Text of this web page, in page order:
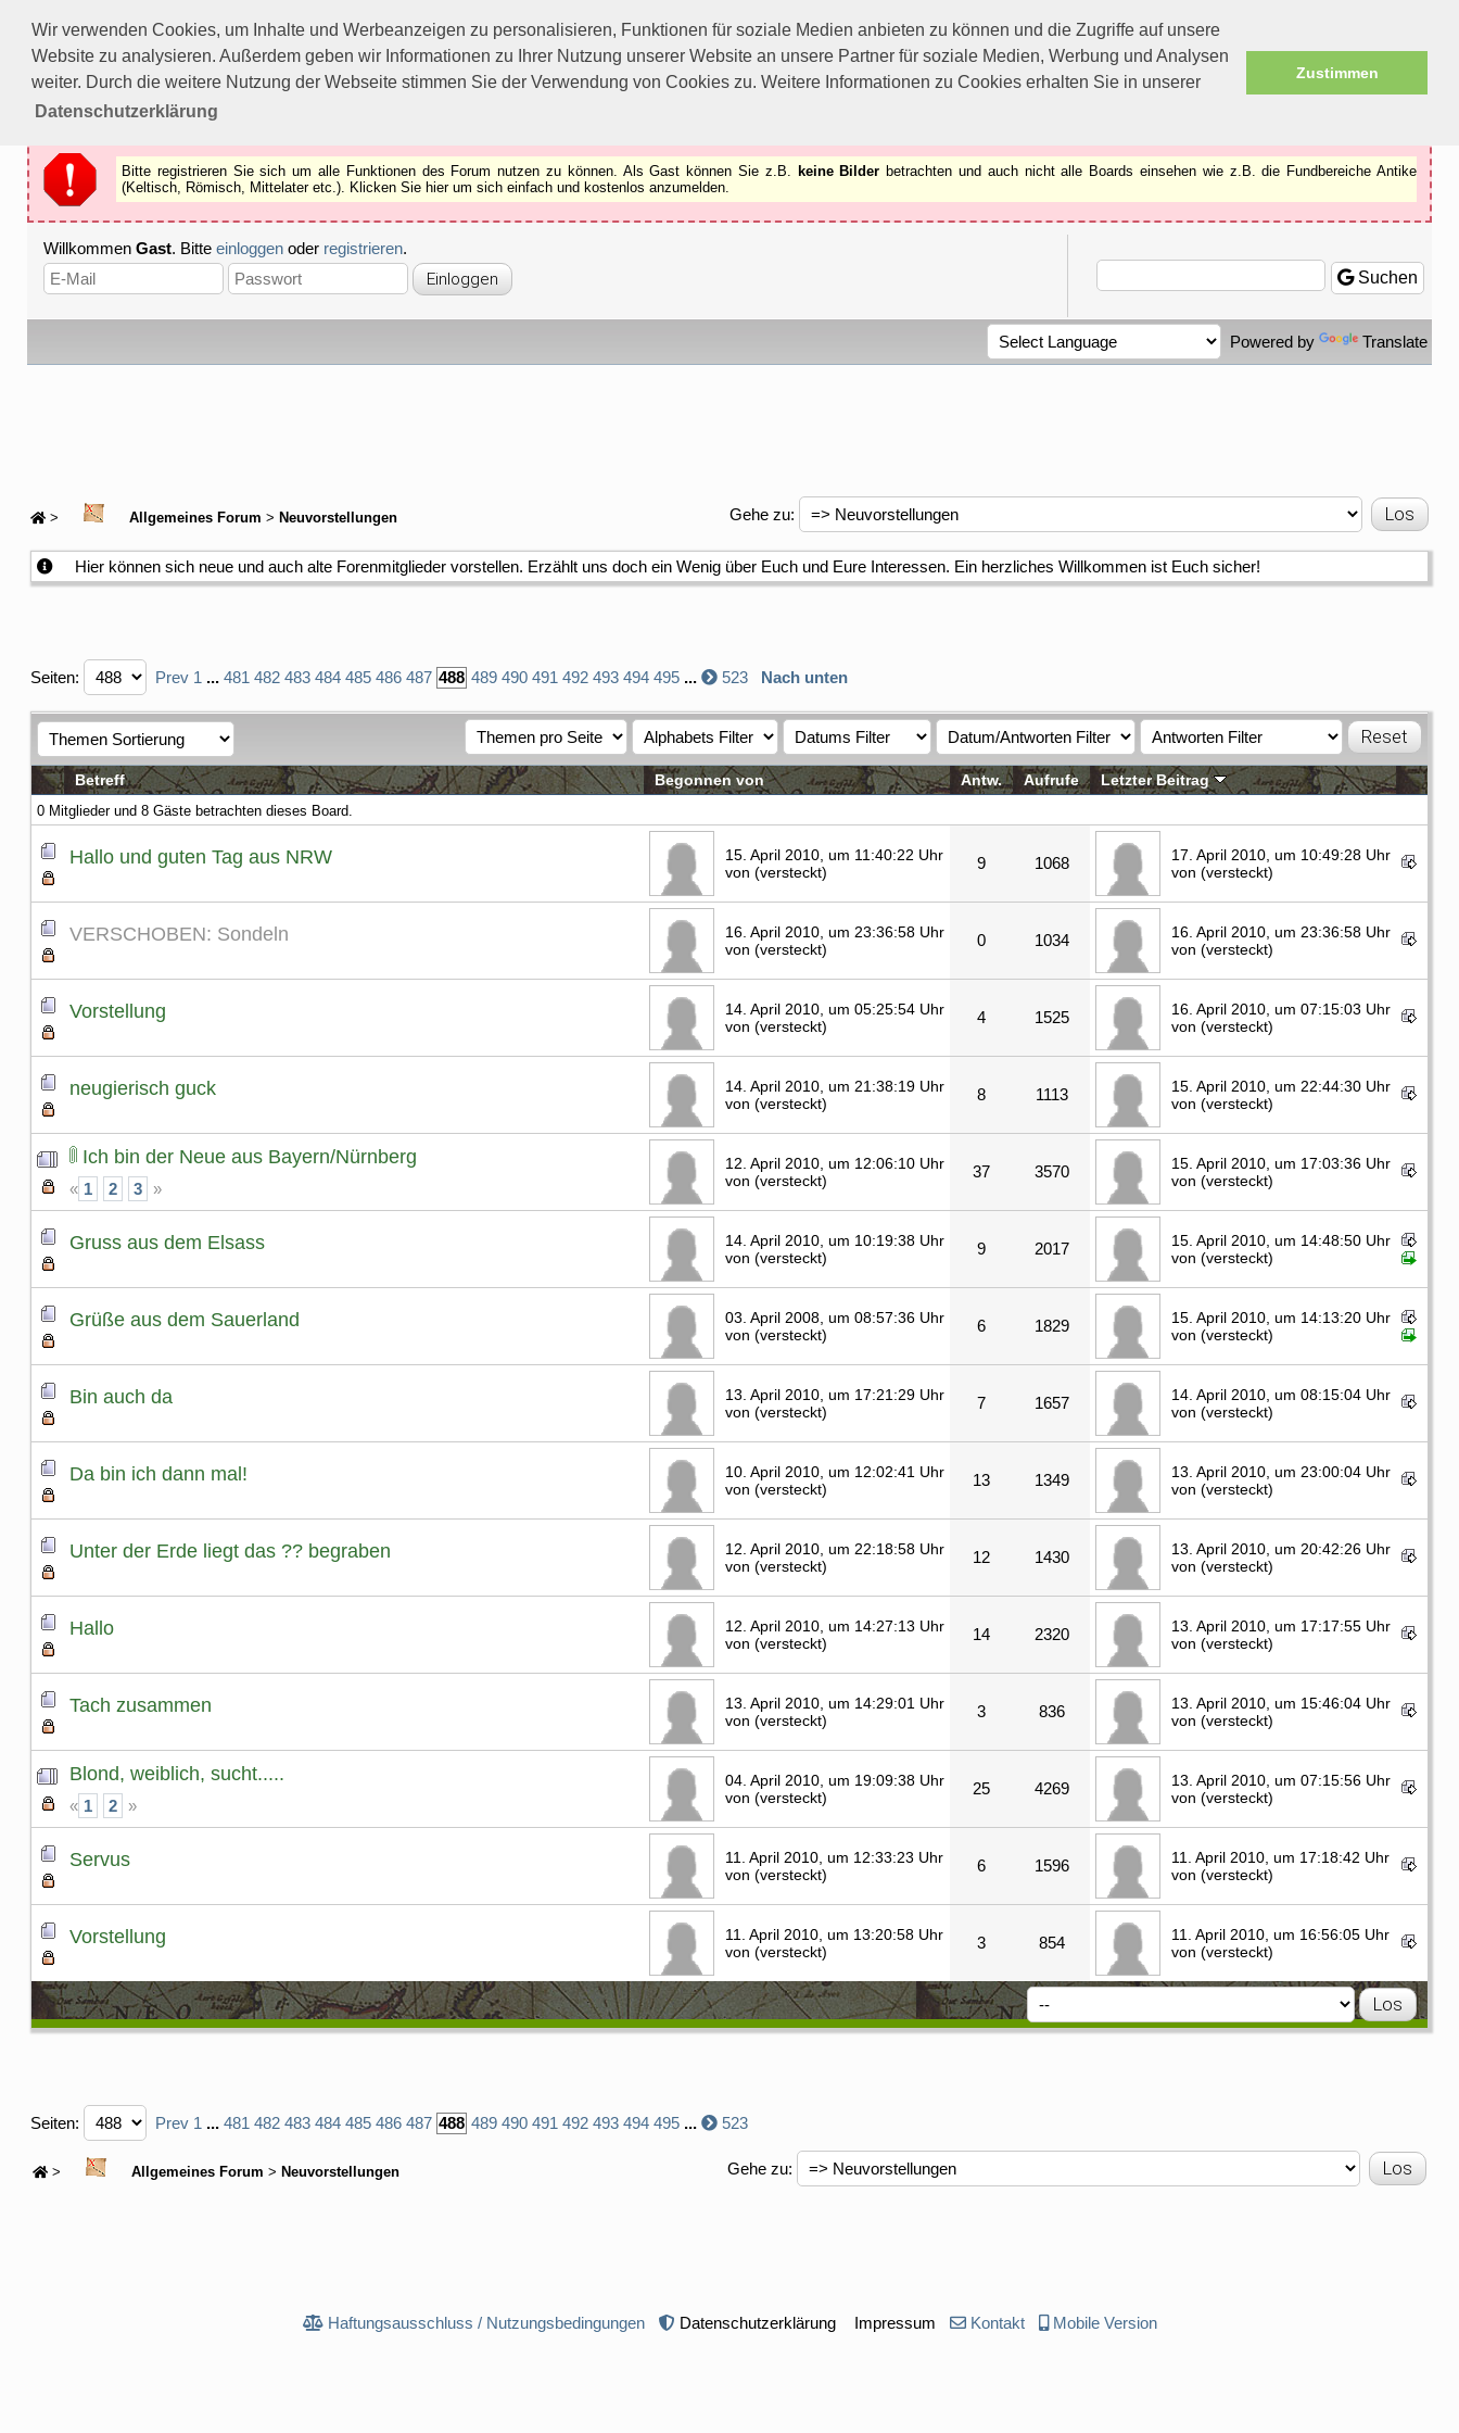
Wir verwenden Cookies, um Inhalte und Werbeanzeigen zu personalisieren, Funktionen für soziale Medien anbieten zu können und die Zugriffe auf unsere
Website zu analysieren. Außerdem geben wir Informationen zu Ihrer Nutzung unserer Website an unsere Partner für soziale Medien, Werbung und Analysen
weiter. Durch die weitere Nutzung der Webseite stimmen Sie der Verwendung von Cookies zu. Weitere Informationen zu Cookies erhalten Sie in unserer
Datenschutzerklärung
Zustimmen
Bitte registrieren Sie sich um alle Funktionen des Forums nutzen zu können.
Als Gast können Sie z.B.keine Bilderbetrachten.
Registrieren
Schliessen
Bitte registrieren Sie sich um alle Funktionen des Forum nutzen zu können. Als Gast können Sie z.B. keine Bilder betrachten und auch nicht alle Boards einsehen wie z.B. die Fundbereiche Antike
(Keltisch, Römisch, Mittelater etc.). Klicken Sie hier um sich einfach und kostenlos anzumelden.
Willkommen Gast. Bitte einloggen oder registrieren.
Suchen
Powered by Translate
> Allgemeines Forum > Neuvorstellungen Gehe zu:
Hier können sich neue und auch alte Forenmitglieder vorstellen. Erzählt uns doch ein Wenig über Euch und Eure Interessen. Ein herzliches Willkommen ist Euch sicher!
Seiten: Prev 1 ... 481 482 483 484 485 486 487 488 489 490 491 492 493 494 495 ... 523 Nach unten
Betreff Begonnen von Antw. Aufrufe Letzter Beitrag
0 Mitglieder und 8 Gäste betrachten dieses Board.
Hallo und guten Tag aus NRW
15. April 2010, um 11:40:22 Uhr
von (versteckt)
9 1068
17. April 2010, um 10:49:28 Uhr
von (versteckt)
VERSCHOBEN: Sondeln
16. April 2010, um 23:36:58 Uhr
von (versteckt)
0 1034
16. April 2010, um 23:36:58 Uhr
von (versteckt)
Vorstellung
14. April 2010, um 05:25:54 Uhr
von (versteckt)
4 1525
16. April 2010, um 07:15:03 Uhr
von (versteckt)
neugierisch guck
14. April 2010, um 21:38:19 Uhr
von (versteckt)
8 1113
15. April 2010, um 22:44:30 Uhr
von (versteckt)
Ich bin der Neue aus Bayern/Nürnberg
« 1 2 3 »
12. April 2010, um 12:06:10 Uhr
von (versteckt)
37 3570
15. April 2010, um 17:03:36 Uhr
von (versteckt)
Gruss aus dem Elsass
14. April 2010, um 10:19:38 Uhr
von (versteckt)
9 2017
15. April 2010, um 14:48:50 Uhr
von (versteckt)
Grüße aus dem Sauerland
03. April 2008, um 08:57:36 Uhr
von (versteckt)
6 1829
15. April 2010, um 14:13:20 Uhr
von (versteckt)
Bin auch da
13. April 2010, um 17:21:29 Uhr
von (versteckt)
7 1657
14. April 2010, um 08:15:04 Uhr
von (versteckt)
Da bin ich dann mal!
10. April 2010, um 12:02:41 Uhr
von (versteckt)
13 1349
13. April 2010, um 23:00:04 Uhr
von (versteckt)
Unter der Erde liegt das ?? begraben
12. April 2010, um 22:18:58 Uhr
von (versteckt)
12 1430
13. April 2010, um 20:42:26 Uhr
von (versteckt)
Hallo
12. April 2010, um 14:27:13 Uhr
von (versteckt)
14 2320
13. April 2010, um 17:17:55 Uhr
von (versteckt)
Tach zusammen
13. April 2010, um 14:29:01 Uhr
von (versteckt)
3 836
13. April 2010, um 15:46:04 Uhr
von (versteckt)
Blond, weiblich, sucht.....
« 1 2 »
04. April 2010, um 19:09:38 Uhr
von (versteckt)
25 4269
13. April 2010, um 07:15:56 Uhr
von (versteckt)
Servus
11. April 2010, um 12:33:23 Uhr
von (versteckt)
6 1596
11. April 2010, um 17:18:42 Uhr
von (versteckt)
Vorstellung
11. April 2010, um 13:20:58 Uhr
von (versteckt)
3 854
11. April 2010, um 16:56:05 Uhr
von (versteckt)
Seiten: Prev 1 ... 481 482 483 484 485 486 487 488 489 490 491 492 493 494 495 ... 523
> Allgemeines Forum > Neuvorstellungen Gehe zu:
Haftungsausschluss / Nutzungsbedingungen Datenschutzerklärung Impressum Kontakt Mobile Version